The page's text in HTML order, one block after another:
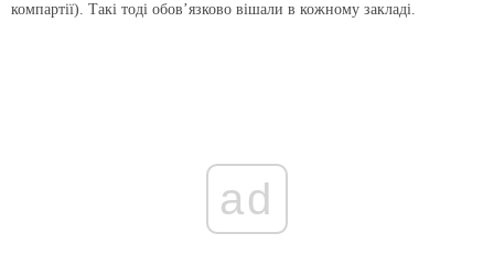
компартії). Такі тоді обов’язково вішали в кожному закладі.
ad